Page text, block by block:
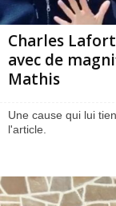
Charles
avec de
Mathis
Une cause qui lui
l'article.